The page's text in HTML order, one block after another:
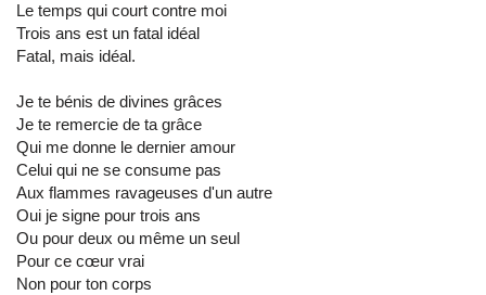
Le temps qui court contre moi
Trois ans est un fatal idéal
Fatal, mais idéal.
Je te bénis de divines grâces
Je te remercie de ta grâce
Qui me donne le dernier amour
Celui qui ne se consume pas
Aux flammes ravageuses d'un autre
Oui je signe pour trois ans
Ou pour deux ou même un seul
Pour ce cœur vrai
Non pour ton corps